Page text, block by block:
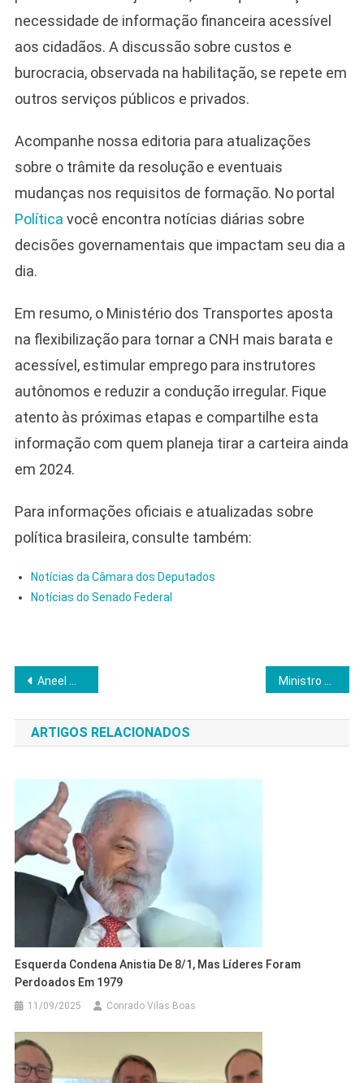
necessidade de informação financeira acessível
aos cidadãos. A discussão sobre custos e
burocracia, observada na habilitação, se repete em
outros serviços públicos e privados.
Acompanhe nossa editoria para atualizações
sobre o trâmite da resolução e eventuais
mudanças nos requisitos de formação. No portal
Política você encontra notícias diárias sobre
decisões governamentais que impactam seu dia a
dia.
Em resumo, o Ministério dos Transportes aposta
na flexibilização para tornar a CNH mais barata e
acessível, estimular emprego para instrutores
autônomos e reduzir a condução irregular. Fique
atento às próximas etapas e compartilhe esta
informação com quem planeja tirar a carteira ainda
em 2024.
Para informações oficiais e atualizadas sobre
política brasileira, consulte também:
Notícias da Câmara dos Deputados
Notícias do Senado Federal
Navegação
de
Post
Aneel mantém bandeira vermelha e encarece conta de luz em novembro
ARTIGOS RELACIONADOS
Esquerda Condena Anistia De 8/1, Mas Líderes Foram
Perdoados Em 1979
11/09/2025 Conrado Vilas Boas